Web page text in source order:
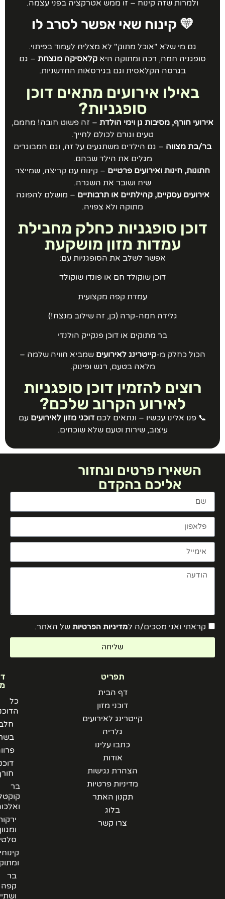
ולמרות שזה קינוח – זו ממש אטרקציה בפני עצמה.
💛 קינוח שאי אפשר לסרב לו
גם מי שלא "אוכל מתוק" לא מצליח לעמוד בפיתוי.
סופגניה חמה, רכה ומתוקה היאקלאסיקה מנצחת– גם
בגרסה הקלאסית וגם בגירסאות החדשניות.
באילו אירועים מתאים דוכן
סופגניות?
חורף, מסיבות גן וימי הולדת– זה פשוט חובה! מחמם,
טעים וגורם לכולם לחייך.
בר/בת מצווה– גם הילדים משתגעים על זה, וגם המבוגרים
מגלים את הילד שבהם.
חתונות, חינות ואירועים פרטיים– קינוח עם קריצה, שמייצר
שיח ושובר את השגרה.
אירועים עסקיים, קהילתיים או תרבותיים– מושלם להפוגה
מתוקה ולא צפויה.
דוכן סופגניות כחלק מחבילת
עמדות מזון מושקעת
אפשר לשלב את הסופגניות עם:
דוכן שוקולד חם או פונדו שוקולד
עמדת קפה מקצועית
גלידה חמה-קרה (כן, זה שילוב מנצח!)
בר מתוקים או דוכן פנקייק הולנדי
הכול כחלק מ-קייטרינג לאירועיםשמביא חוויה שלמה –
מלאה בטעם, רגש ופינוק.
רוצים להזמין דוכן סופגניות
לאירוע הקרוב שלכם?
📞 פנו אלינו עכשיו – ונתאים לכםדוכני מזון לאירועיםעם
עיצוב, שירות וטעם שלא שוכחים.
השאירו פרטים ונחזור
אליכם בהקדם
קראתי ואני מסכים/ה למדיניות הפרטיותשל האתר.
שליחה
תפריט
דף הבית
דוכני מזון
קייטרינג לאירועים
גלריה
כתבו עלינו
אודות
הצהרת נגישות
מדיניות פרטיות
תקנון האתר
בלוג
צרו קשר
דוכני
מזון
הדוכנים
חלבי
בשרי
פרווה
דוכני
חורף
קוקטלים
ואלכוהל
ירקות
ומגוון
סלטים
קינוחים
ומתוקים
קפה
ושתייה